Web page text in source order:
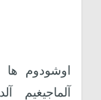
اوشودوم ها
آلماجیغیم